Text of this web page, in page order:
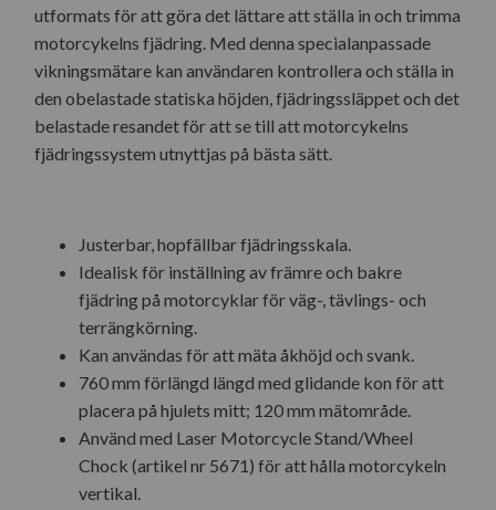
utformats för att göra det lättare att ställa in och trimma
motorcykelns fjädring. Med denna specialanpassade
vikningsmätare kan användaren kontrollera och ställa in
den obelastade statiska höjden, fjädringssläppet och det
belastade resandet för att se till att motorcykelns
fjädringssystem utnyttjas på bästa sätt.
Justerbar, hopfällbar fjädringsskala.
Idealisk för inställning av främre och bakre
fjädring på motorcyklar för väg-, tävlings- och
terrängkörning.
Kan användas för att mäta åkhöjd och svank.
760 mm förlängd längd med glidande kon för att
placera på hjulets mitt; 120 mm mätområde.
Använd med Laser Motorcycle Stand/Wheel
Chock (artikel nr 5671) för att hålla motorcykeln
vertikal.